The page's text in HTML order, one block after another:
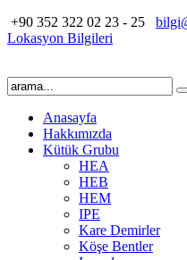
+90 352 322 02 23 - 25
Lokasyon Bilgileri
Anasayfa
Hakkımızda
Kütük Grubu
HEA
HEB
HEM
IPE
Kare Demirler
Köşe Bentler